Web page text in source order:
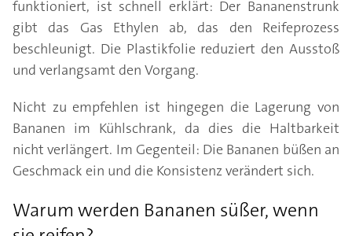
funktioniert, ist schnell erklärt: Der Bananenstrunk
gibt das Gas Ethylen ab, das den Reifeprozess
beschleunigt. Die Plastikfolie reduziert den Ausstoß
und verlangsamt den Vorgang.
Nicht zu empfehlen ist hingegen die Lagerung von
Bananen im Kühlschrank, da dies die Haltbarkeit
nicht verlängert. Im Gegenteil: Die Bananen büßen an
Geschmack ein und die Konsistenz verändert sich.
Warum werden Bananen süßer, wenn